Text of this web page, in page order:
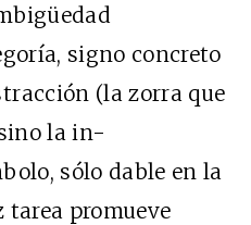
signo concreto
(la zorra que
la in-
sólo dable en la
tarea promueve